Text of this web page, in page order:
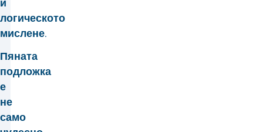
логическото
мислене.
Пяната
подложка
е
не
само